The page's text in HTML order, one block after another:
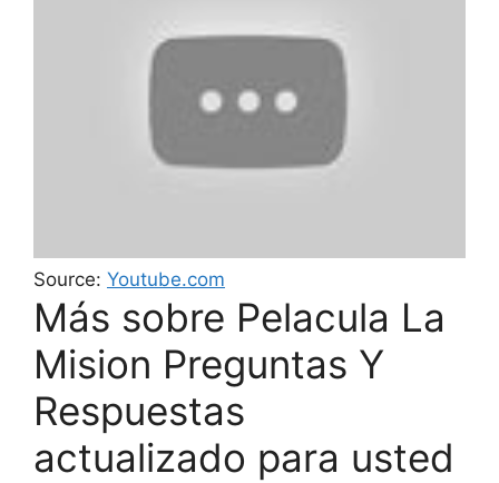
Source: Youtube.com
Más sobre Pela­cula La
Mision Preguntas Y
Respuestas
actualizado para usted